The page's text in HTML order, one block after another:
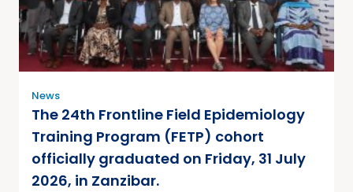
News
The 24th Frontline Field Epidemiology
Training Program (FETP) cohort
officially graduated on Friday, 31 July
2026, in Zanzibar.